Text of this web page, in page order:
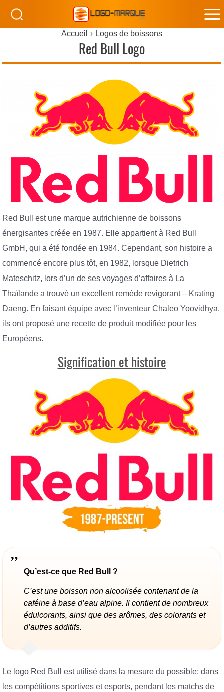
Accueil Logos de boissons
Red Bull Logo
Red Bull est une marque autrichienne de boissons
énergisantes créée en 1987. Elle appartient à Red Bull
GmbH, qui a été fondée en 1984. Cependant, son histoire a
commencé encore plus tôt, en 1982, lorsque Dietrich
Mateschitz, lors d’un de ses voyages d’affaires à La
Thaïlande a trouvé un excellent remède revigorant – Krating
Daeng. En faisant équipe avec l’inventeur Chaleo Yoovidhya,
ils ont proposé une recette de produit modifiée pour les
Européens.
Signification et histoire
Qu’est-ce que Red Bull ?
C’est une boisson non alcoolisée contenant de la
caféine à base d’eau alpine. Il contient de nombreux
édulcorants, ainsi que des arômes, des colorants et
d’autres additifs.
Le logo Red Bull est utilisé dans la mesure du possible: dans
les compétitions sportives et esports, pendant les matchs de